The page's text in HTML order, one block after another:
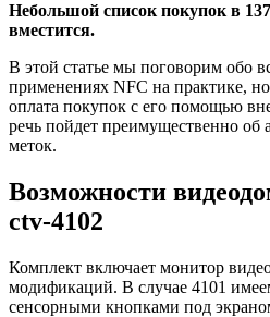
Небольшой список покупок в
вместится.
В этой статье мы поговорим обо
применениях NFC на практике,
оплата покупок с его помощью
речь пойдет преимущественно об
меток.
Возможности
ctv-4102
Комплект включает монитор
модификаций. В случае 4101
сенсорными кнопками под